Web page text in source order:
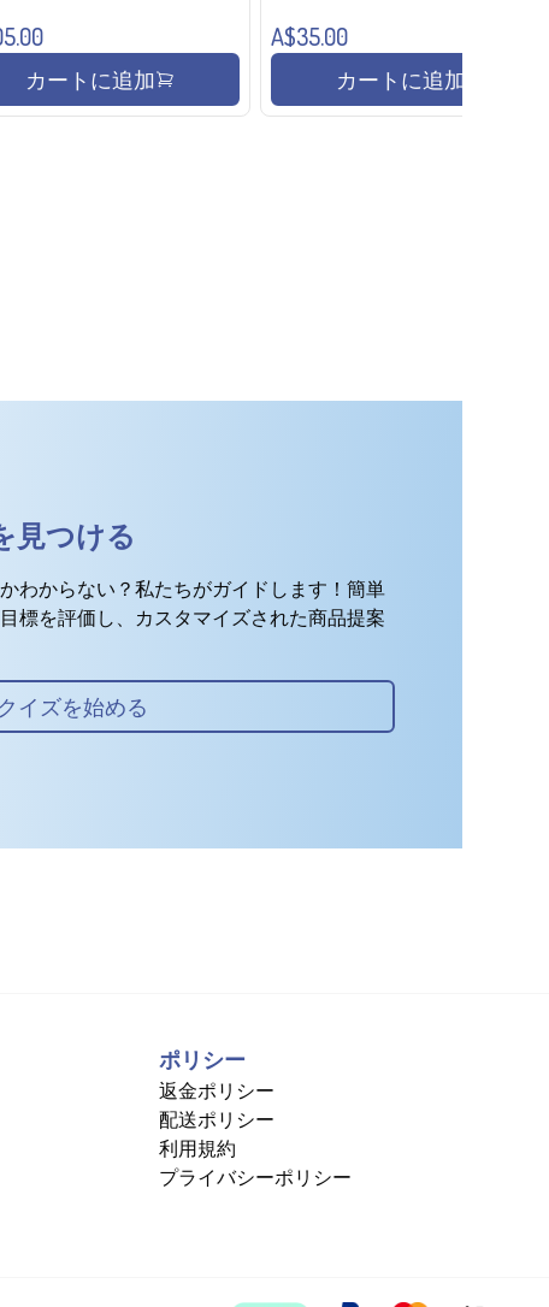
カートに追加
A$35.00
カートに追加
見つける
わからない？私たちがガイドします！簡単
標を評価し、カスタマイズされた商品提案
クイズを始める
ポリシー
返金ポリシー
配送ポリシー
利用規約
プライバシーポリシー